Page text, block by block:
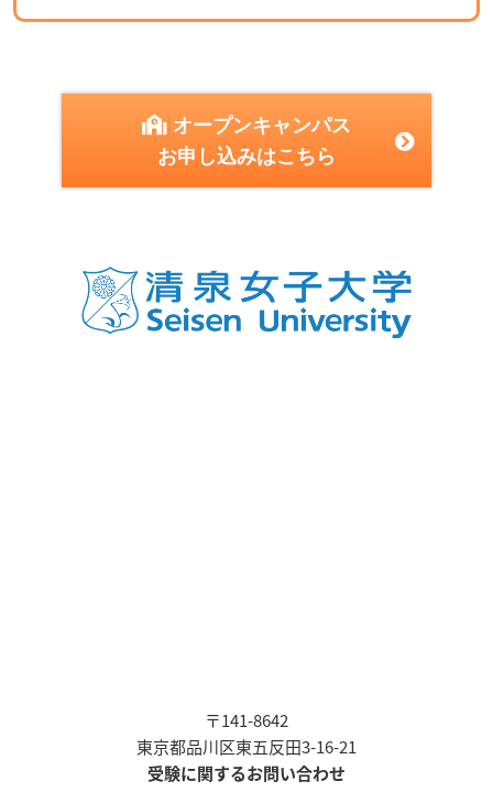
オープンキャンパス
お申し込みはこちら
〒141-8642
東京都品川区東五反田3-16-21
受験に関するお問い合わせ